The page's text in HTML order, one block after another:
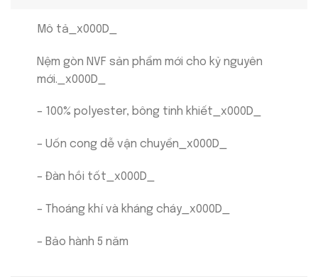
Mô tả_x000D_
Nệm gòn NVF sản phẩm mới cho kỷ nguyên
mới._x000D_
– 100% polyester, bông tinh khiết_x000D_
– Uốn cong dễ vận chuyển_x000D_
– Đàn hồi tốt_x000D_
– Thoáng khí và kháng cháy_x000D_
– Bảo hành 5 năm